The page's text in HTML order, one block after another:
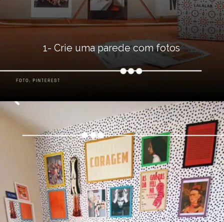
1- Crie uma parede com fotos